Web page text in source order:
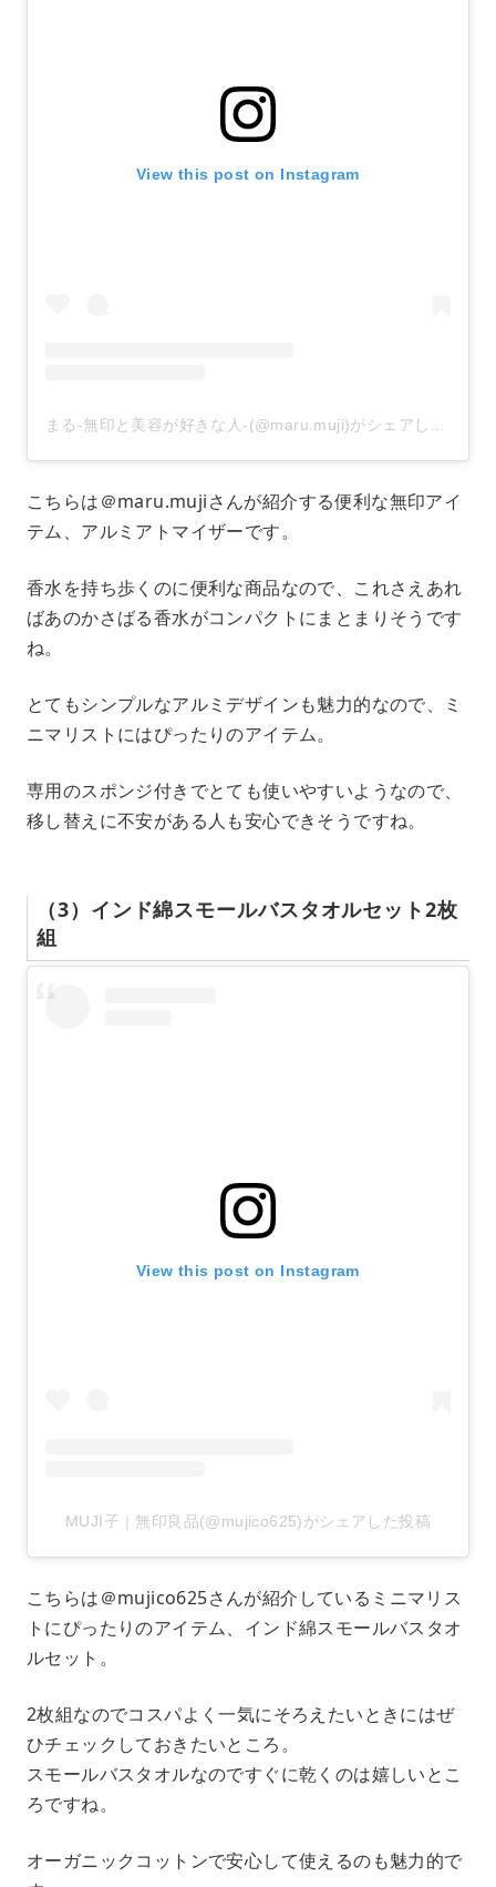
View this post on Instagram
まる-無印と美容が好きな人-(@maru.muji)がシェアした投稿
こちらは＠maru.mujiさんが紹介する便利な無印アイ
テム、アルミアトマイザーです。
香水を持ち歩くのに便利な商品なので、これさえあれ
ばあのかさばる香水がコンパクトにまとまりそうです
ね。
とてもシンプルなアルミデザインも魅力的なので、ミ
ニマリストにはぴったりのアイテム。
専用のスポンジ付きでとても使いやすいようなので、
移し替えに不安がある人も安心できそうですね。
（3）インド綿スモールバスタオルセット2枚
組
View this post on Instagram
MUJI子｜無印良品(@mujico625)がシェアした投稿
こちらは＠mujico625さんが紹介しているミニマリス
トにぴったりのアイテム、インド綿スモールバスタオ
ルセット。
2枚組なのでコスパよく一気にそろえたいときにはぜ
ひチェックしておきたいところ。
スモールバスタオルなのですぐに乾くのは嬉しいとこ
ろですね。
オーガニックコットンで安心して使えるのも魅力的で